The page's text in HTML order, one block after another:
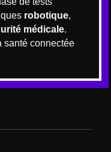
robotique,
médicale.
santé connectée